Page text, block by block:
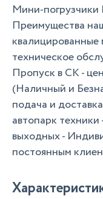
Мини-погрузчики
Преимущества
техническое
Пропуск в СК -
(Наличный и
подача и
автопарк
выходных -
постоянным